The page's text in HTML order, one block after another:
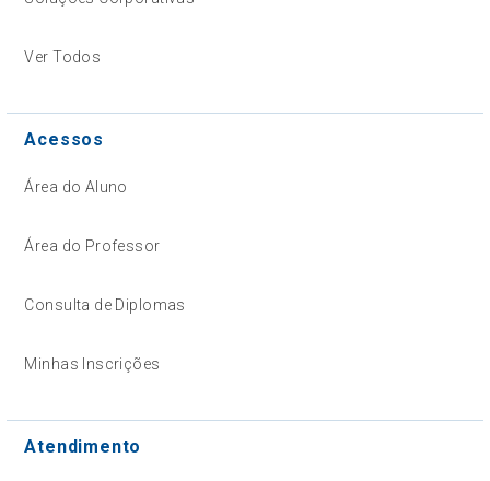
Ver Todos
Acessos
Área do Aluno
Área do Professor
Consulta de Diplomas
Minhas Inscrições
Atendimento